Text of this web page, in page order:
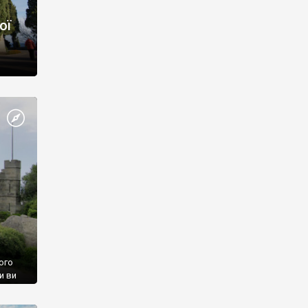
ви